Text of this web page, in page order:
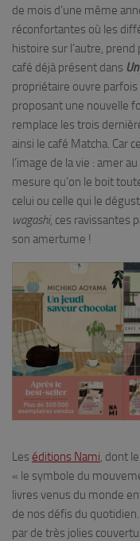
de mois d’une même
réconfortantes où les
histoire sur l’autre,
café déjà présent dans
propriétaire ouvre
proposant une nouvelle
remplace les trois
ainsi le café Matcha. Car
l’image de la vie : amer
mesure qu’on le boit
celui ou celle qui le
wagashi, ces ravissantes
son amertume !
Les éditions Nami, dont
« le symbole du
livres venus du monde
de nos défis du
par de très jolies